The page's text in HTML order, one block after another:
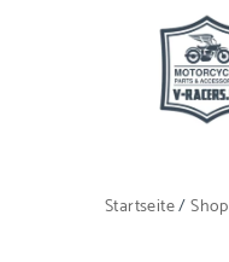
Startseite/Shop